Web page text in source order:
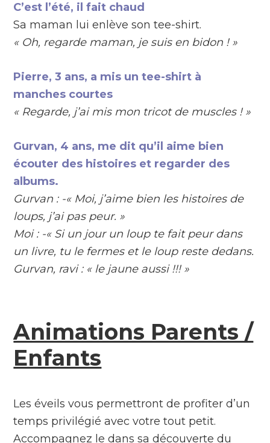
C’est l’été, il fait chaud
Sa maman lui enlève son tee-shirt.
« Oh, regarde maman, je suis en bidon ! »
Pierre, 3 ans, a mis un tee-shirt à
manches courtes
« Regarde, j’ai mis mon tricot de muscles ! »
Gurvan, 4 ans, me dit qu’il aime bien
écouter des histoires et regarder des
albums.
Gurvan : -« Moi, j’aime bien les histoires de
loups, j’ai pas peur. »
Moi : -« Si un jour un loup te fait peur dans
un livre, tu le fermes et le loup reste dedans.
Gurvan, ravi : « le jaune aussi !!! »
Animations Parents /
Enfants
Les éveils vous permettront de profiter d’un
temps privilégié avec votre tout petit.
Accompagnez le dans sa découverte du